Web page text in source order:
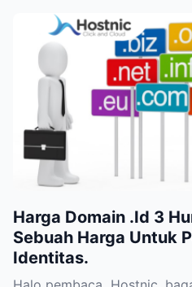
Harga Domain .Id 3
Sebuah Harga Untuk
Identitas.